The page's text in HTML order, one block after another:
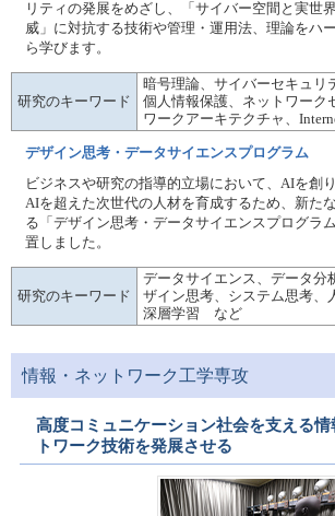
リティの発展をめざし、「サイバー空間と実世
威」に対抗する技術や管理・運用法、理論をハ
ら学びます。
研究のキーワード
暗号理論、サイバーセキュリ
個人情報保護、ネットワーク
ワークアーキテクチャ、
デザイン思考・データサイエンスプログラム
ビジネスや研究の指導的立場において、AIを創
AIを超えた次世代の人材を育成するため、新た
る「デザイン思考・データサイエンスプログラ
置しました。
研究のキーワード
データサイエンス、データ分
ザイン思考、システム思考、
深層学習 など
情報・ネットワーク工学専攻
高度コミュニケーション社会を支える情
トワーク技術を発展させる